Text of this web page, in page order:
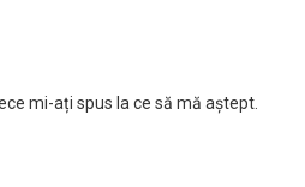
mi-ați spus la ce să mă aștept.